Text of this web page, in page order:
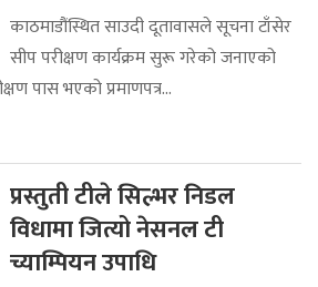
काठमाडौंस्थित साउदी दूतावासले सूचना टाँसेर
सीप परीक्षण कार्यक्रम सुरू गरेको जनाएको
पास भएको प्रमाणपत्र...
प्रस्तुती टीले सिल्भर निडल
विधामा जित्यो नेसनल टी
च्याम्पियन उपाधि